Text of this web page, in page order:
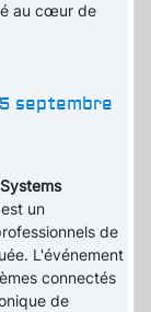
au cœur de
septembre
est un
de
L'événement
connectés
de